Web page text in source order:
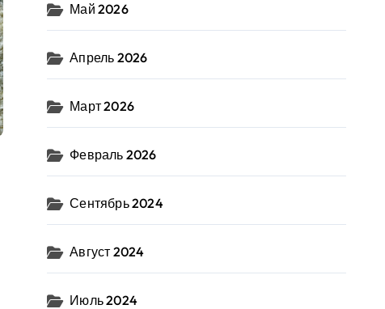
Май 2026
Апрель 2026
Март 2026
Февраль 2026
Сентябрь 2024
Август 2024
Июль 2024